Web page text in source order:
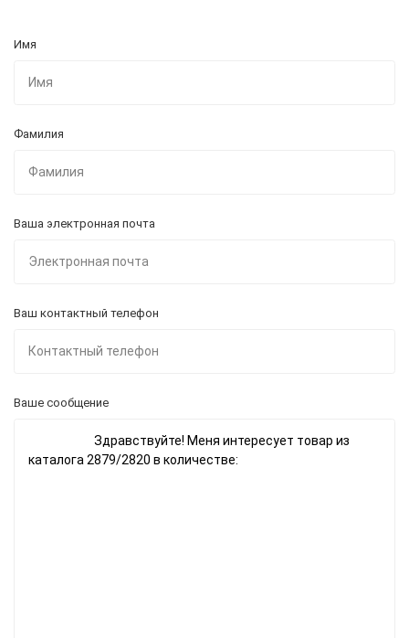
Имя
Фамилия
Ваша электронная почта
Ваш контактный телефон
Ваше сообщение